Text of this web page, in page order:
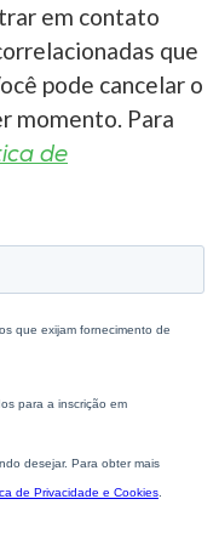
em contato
que
pode cancelar o
momento. Para
de